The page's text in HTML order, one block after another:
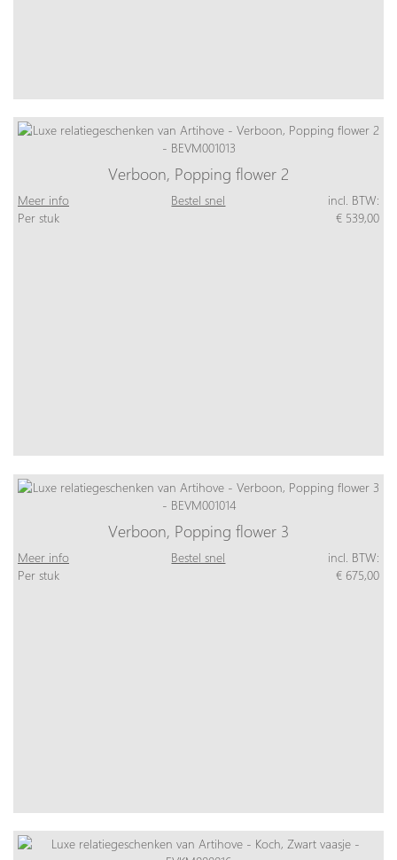
Verboon, Popping flower 2
Meer info Bestel snel
incl. BTW:
Per stuk
€ 539,00
Verboon, Popping flower 3
Meer info Bestel snel
incl. BTW:
Per stuk
€ 675,00